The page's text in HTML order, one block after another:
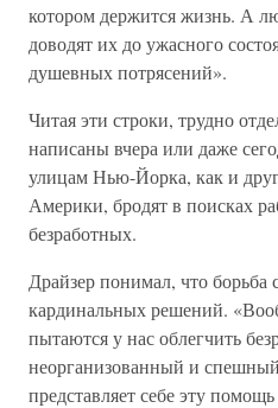
котором держится жизнь. А
доводят их до ужасного
душевных потрясений».
Читая эти строки, трудно
написаны вчера или даже
улицам Нью-Йорка, как и
Америки, бродят в поисках
безработных.
Драйзер понимал, что борьба
кардинальных решений.
пытаются у нас облегчить
неорганизованный и
представляет себе эту